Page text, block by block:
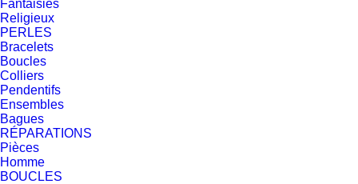
Fantaisies
Religieux
PERLES
Bracelets
Boucles
Colliers
Pendentifs
Ensembles
Bagues
RÉPARATIONS
Pièces
Homme
BOUCLES